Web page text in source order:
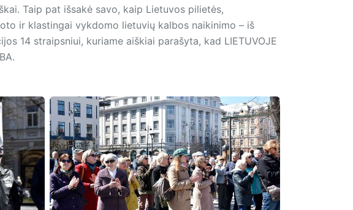
Taip pat išsakė savo, kaip Lietuvos pilietės,
ir klastingai vykdomo lietuvių kalbos naikinimo – iš
14 straipsniui, kuriame aiškiai parašyta, kad LIETUVOJE